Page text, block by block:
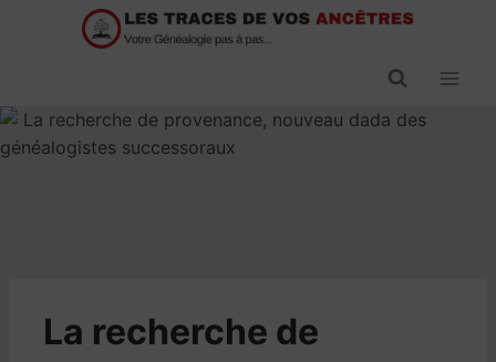
​La recherche de